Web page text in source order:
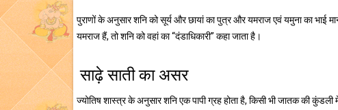
पुराणों के अनुसार शनि को सूर्य और छायां का पुत्र और यमराज एवं यमुना का भाई
यमराज हैं, तो शनि को वहां का “दंडाधिकारी” कहा जाता है।
साढ़े साती का असर
ज्योतिष शास्त्र के अनुसार शनि एक पापी ग्रह होता है, किसी भी जातक की